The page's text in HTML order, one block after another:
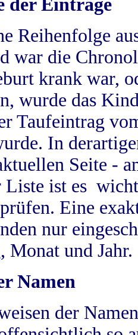
der Einträge
Reihenfolge
war die
krank war,
wurde das
Taufeintrag
In
Seite -
Liste ist es
Eine
nur
Monat und Jahr.
Namen
der